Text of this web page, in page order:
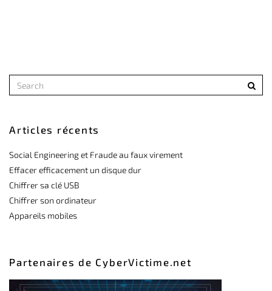
Articles récents
Social Engineering et Fraude au faux virement
Effacer efficacement un disque dur
Chiffrer sa clé USB
Chiffrer son ordinateur
Appareils mobiles
Partenaires de CyberVictime.net